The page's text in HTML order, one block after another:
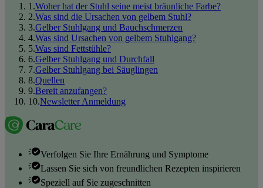
1 .Woher hat der Stuhl seine meist bräunliche Farbe?
2.Was sind die Ursachen von gelbem Stuhl?
3.Gelber Stuhlgang und Bauchschmerzen
4.Was sind Ursachen von gelbem Stuhlgang?
5.Was sind Fettstühle?
6.Gelber Stuhlgang und Durchfall
7.Gelber Stuhlgang bei Säuglingen
8.Quellen
9.Bereit anzufangen?
10.Newsletter Anmeldung
Verfolgen Sie Ihre Ernährung und Symptome
Lassen Sie sich von freundlichen Rezepten inspirieren
Speziell auf Sie zugeschnitten